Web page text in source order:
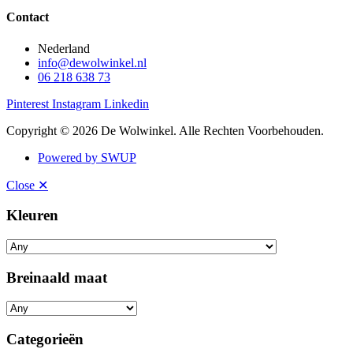
Contact
Nederland
info@dewolwinkel.nl
06 218 638 73
Pinterest Instagram Linkedin
Copyright © 2026 De Wolwinkel. Alle Rechten Voorbehouden.
Powered by SWUP
Close ✕
Kleuren
Breinaald maat
Categorieën